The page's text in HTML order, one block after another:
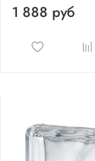
1 888 руб